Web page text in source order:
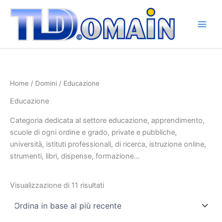
contenuto
Home / Domini / Educazione
Educazione
Categoria dedicata al settore educazione, apprendimento,
scuole di ogni ordine e grado, private e pubbliche,
università, istituti professionali, di ricerca, istruzione online,
strumenti, libri, dispense, formazione…
Visualizzazione di 11 risultati
base
al
più
recente